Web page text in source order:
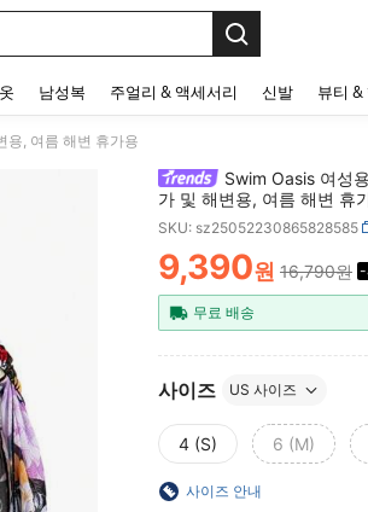
남성복 주얼리 & 액세서리 신발 뷰티 &
용, 여름 해변 휴가용
Swim Oasis 여성
가 및 해변용, 여름 해변 휴
SKU: sz25052230865828585
PRICE
9,390원 16,790원 -
무료 배송
사이즈 US 사이즈
4 (S) 6 (M)
사이즈 안내